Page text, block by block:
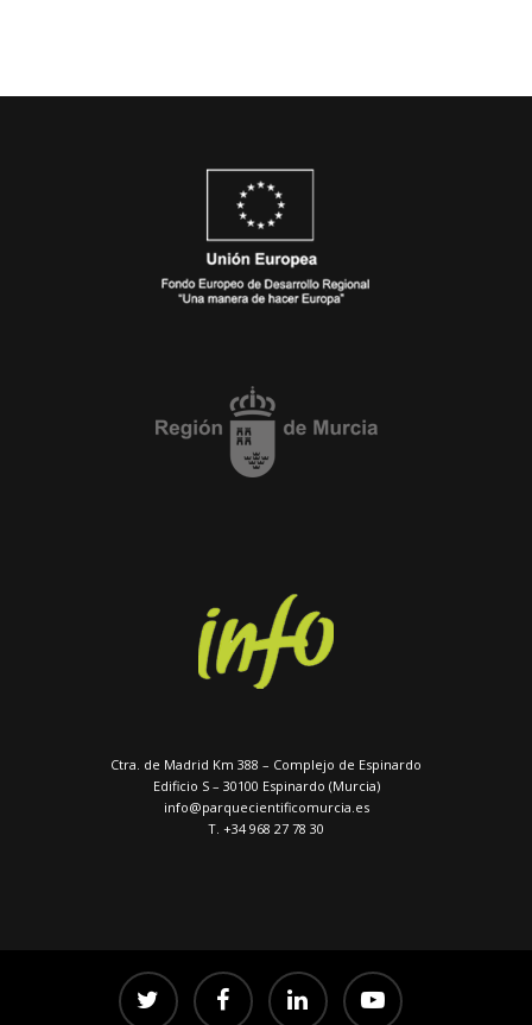
Ctra. de Madrid Km 388 – Complejo de Espinardo
Edificio S – 30100 Espinardo (Murcia)
info@parquecientificomurcia.es
T. +34 968 27 78 30